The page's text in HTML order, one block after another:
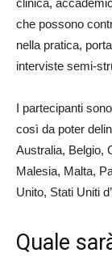
clinica,
che possono
nella pratica,
interviste semi-
I partecipanti
così da poter
Australia, Belgio,
Malesia, Malta,
Unito, Stati Uniti
Quale